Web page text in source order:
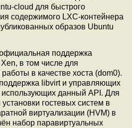
cloud для быстрого
содержимого LXC-контейнера
образов Ubuntu
поддержка
в том числе для
в качестве хоста (dom0).
libvirt и управляющих
данный API. Для
гостевых систем в
виртуализации (HVM) в
набор паравиртуальных